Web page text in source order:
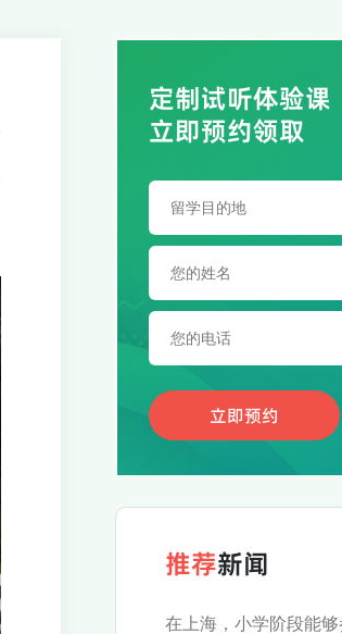
定制试听体验课
立即预约领取
推荐新闻